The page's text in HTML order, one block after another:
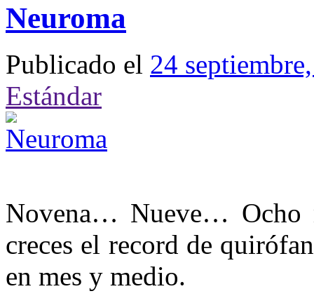
Neuroma
Publicado el 24
Estándar
Novena… Nueve… Ocho
creces el record de
en mes y medio.